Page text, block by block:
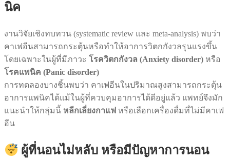
นิค
งานวิจัยเชิงทบทวน (systematic review และ meta-analysis) พบว่า
คาเฟอีนสามารถกระตุ้นหรือทำให้อาการวิตกกังวลรุนแรงขึ้น
โดยเฉพาะในผู้ที่มีภาวะ โรควิตกกังวล (Anxiety disorder) หรือ
โรคแพนิค (Panic disorder)
การทดลองบางชิ้นพบว่า คาเฟอีนในปริมาณสูงสามารถกระตุ้น
อาการแพนิคได้แม้ในผู้ที่ควบคุมอาการได้ดีอยู่แล้ว แพทย์จึงมัก
แนะนำให้กลุ่มนี้ หลีกเลี่ยงกาแฟ หรือเลือกเครื่องดื่มที่ไม่มีคาเฟ
อีน
ผู้ที่นอนไม่หลับ หรือมีปัญหาการนอน